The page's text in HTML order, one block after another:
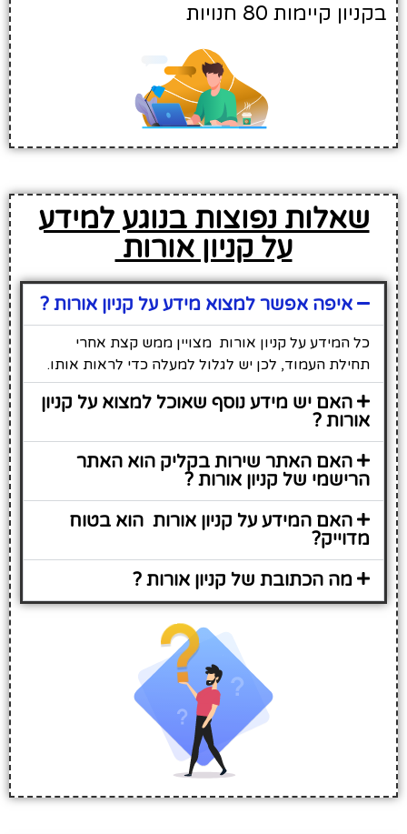
בקניון קיימות 80 חנויות
שאלות נפוצות בנוגע למידע
על קניון אורות
איפה אפשר למצוא מידע על קניון אורות ?
כל המידע על קניון אורות מצויין ממש קצת אחרי
תחילת העמוד, לכן יש לגלול למעלה כדי לראות אותו.
האם יש מידע נוסף שאוכל למצוא על קניון
אורות ?
האם האתר שירות בקליק הוא האתר
הרישמי של קניון אורות ?
האם המידע על קניון אורות הוא בטוח
מדוייק?
מה הכתובת של קניון אורות ?